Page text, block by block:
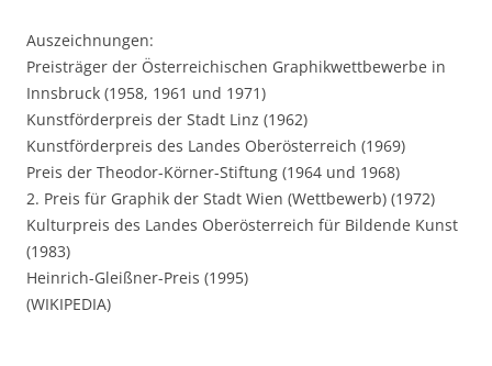
Auszeichnungen:
Preisträger der Österreichischen Graphikwettbewerbe in
Innsbruck (1958, 1961 und 1971)
Kunstförderpreis der Stadt Linz (1962)
Kunstförderpreis des Landes Oberösterreich (1969)
Preis der Theodor-Körner-Stiftung (1964 und 1968)
2. Preis für Graphik der Stadt Wien (Wettbewerb) (1972)
Kulturpreis des Landes Oberösterreich für Bildende Kunst
(1983)
Heinrich-Gleißner-Preis (1995)
(WIKIPEDIA)